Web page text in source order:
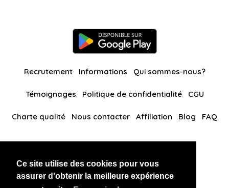
Ce site utilise des cookies pour vous
assurer d'obtenir la meilleure expérience
Recrutement Informations Qui sommes-nous?
Témoignages Politique de confidentialité CGU
Charte qualité Nous contacter Affiliation Blog FAQ
BlackAndBeauties RussianKisses